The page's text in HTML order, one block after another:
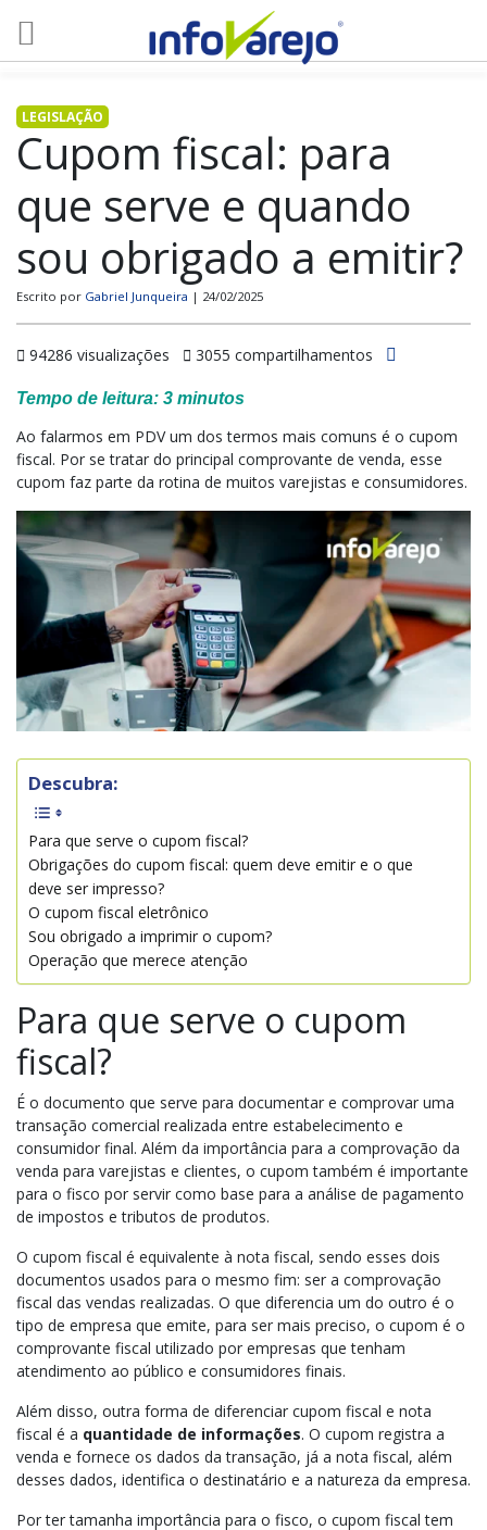
LEGISLAÇÃO
Cupom fiscal: para
que serve e quando
sou obrigado a emitir?
Escrito por Gabriel Junqueira | 24/02/2025
94286 visualizações 3055 compartilhamentos
Tempo de leitura: 3 minutos
Ao falarmos em PDV um dos termos mais comuns é o cupom
fiscal. Por se tratar do principal comprovante de venda, esse
cupom faz parte da rotina de muitos varejistas e consumidores.
Descubra:
Para que serve o cupom fiscal?
Obrigações do cupom fiscal: quem deve emitir e o que
deve ser impresso?
O cupom fiscal eletrônico
Sou obrigado a imprimir o cupom?
Operação que merece atenção
Para que serve o cupom
fiscal?
É o documento que serve para documentar e comprovar uma
transação comercial realizada entre estabelecimento e
consumidor final. Além da importância para a comprovação da
venda para varejistas e clientes, o cupom também é importante
para o fisco por servir como base para a análise de pagamento
de impostos e tributos de produtos.
O cupom fiscal é equivalente à nota fiscal, sendo esses dois
documentos usados para o mesmo fim: ser a comprovação
fiscal das vendas realizadas. O que diferencia um do outro é o
tipo de empresa que emite, para ser mais preciso, o cupom é o
comprovante fiscal utilizado por empresas que tenham
atendimento ao público e consumidores finais.
Além disso, outra forma de diferenciar cupom fiscal e nota
fiscal é a quantidade de informações. O cupom registra a
venda e fornece os dados da transação, já a nota fiscal, além
desses dados, identifica o destinatário e a natureza da empresa.
Por ter tamanha importância para o fisco, o cupom fiscal tem